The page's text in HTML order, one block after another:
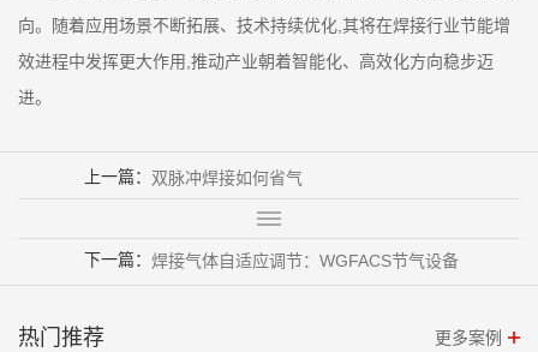
向。随着应用场景不断拓展、技术持续优化,其将在焊接行业节能增
效进程中发挥更大作用,推动产业朝着智能化、高效化方向稳步迈
进。
上一篇： 双脉冲焊接如何省气
下一篇： 焊接气体自适应调节：WGFACS节气设备
热门推荐 更多案例